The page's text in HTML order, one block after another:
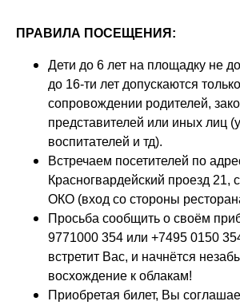
ПРАВИЛА ПОСЕЩЕНИЯ:
Дети до 6 лет на площадку не
до 16-ти лет допускаются
сопровождении родителей,
представителей или иных лиц
воспитателей и тд).
Встречаем посетителей по
Красногвардейский проезд 21,
ОКО (вход со стороны
Просьба сообщить о своём
9771000 354 или +7495 0150
встретит Вас, и начнётся
восхождение к облакам!
Приобретая билет, Вы